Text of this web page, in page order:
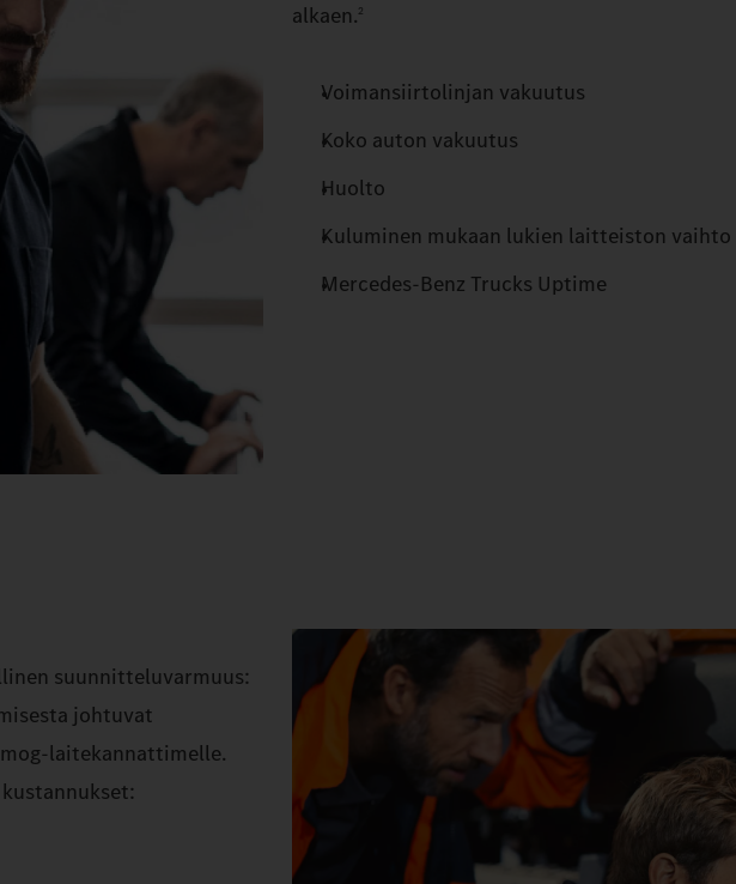
alkaen.2
Voimansiirtolinjan vakuutus
Koko auton vakuutus
Huolto
Kuluminen mukaan lukien laitteiston vaihto
Mercedes‑Benz Trucks Uptime
suunnitteluvarmuus:
johtuvat
laitekannattimelle.